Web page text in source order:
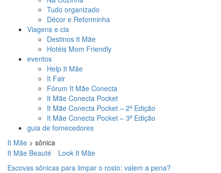
Tudo organizado
Décor e Reforminha
Viagens e cia
Destinos It Mãe
Hotéis Mom Friendly
eventos
Help It Mãe
It Fair
Fórum It Mãe Conecta
It Mãe Conecta Pocket
It Mãe Conecta Pocket – 2ª Edição
It Mãe Conecta Pocket – 3ª Edição
guia de fornecedores
It Mãe > sônica
It Mãe Beauté
Look It Mãe
Escovas sônicas para limpar o rosto: valem a pena?